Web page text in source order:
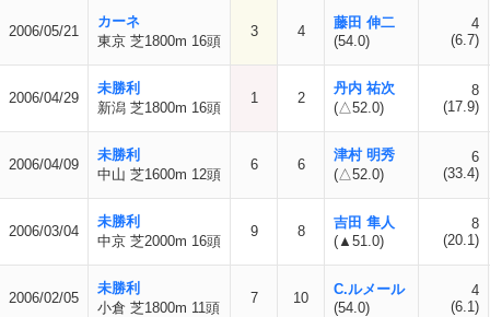
2006/05/21
カーネ
東京 芝1800m 16頭
3 4
藤田 伸二
(54.0)
4
(6.7)
2006/04/29
未勝利
新潟 芝1800m 16頭
1 2
丹内 祐次
(△52.0)
8
(17.9)
2006/04/09
未勝利
中山 芝1600m 12頭
6 6
津村 明秀
(△52.0)
6
(33.4)
2006/03/04
未勝利
中京 芝2000m 16頭
9 8
吉田 隼人
(▲51.0)
8
(20.1)
2006/02/05
未勝利
小倉 芝1800m 11頭
7 10
C.ルメール
(54.0)
4
(6.1)